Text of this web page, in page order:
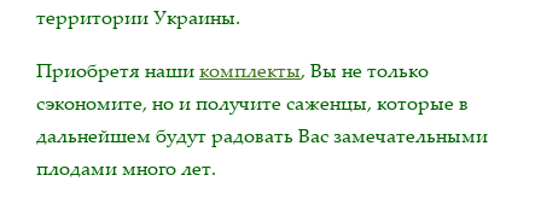
территории Украины.
Приобретя нашикомплекты, Вы не только
сэкономите, но и получите саженцы, которые в
дальнейшем будут радовать Вас замечательными
плодами много лет.